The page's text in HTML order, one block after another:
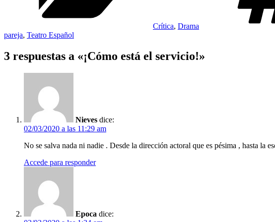
Crítica, Drama
pareja, Teatro Español
3 respuestas a «¡Cómo está el servicio!»
Nieves dice:
02/03/2020 a las 11:29 am
No se salva nada ni nadie . Desde la dirección actoral que es pésima , hasta la
Accede para responder
Epoca dice: